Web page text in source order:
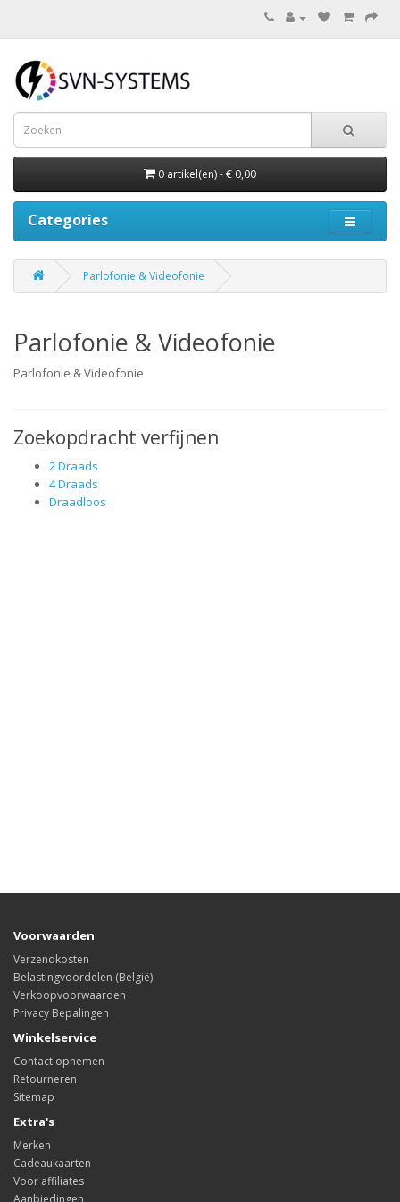
0 artikel(en) - € 0,00
Categories
Parlofonie & Videofonie
Parlofonie & Videofonie
Parlofonie & Videofonie
Zoekopdracht verfijnen
2 Draads
4 Draads
Draadloos
Voorwaarden
Verzendkosten
Belastingvoordelen (België)
Verkoopvoorwaarden
Privacy Bepalingen
Winkelservice
Contact opnemen
Retourneren
Sitemap
Extra's
Merken
Cadeaukaarten
Voor affiliates
Aanbiedingen